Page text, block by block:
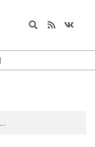
Search